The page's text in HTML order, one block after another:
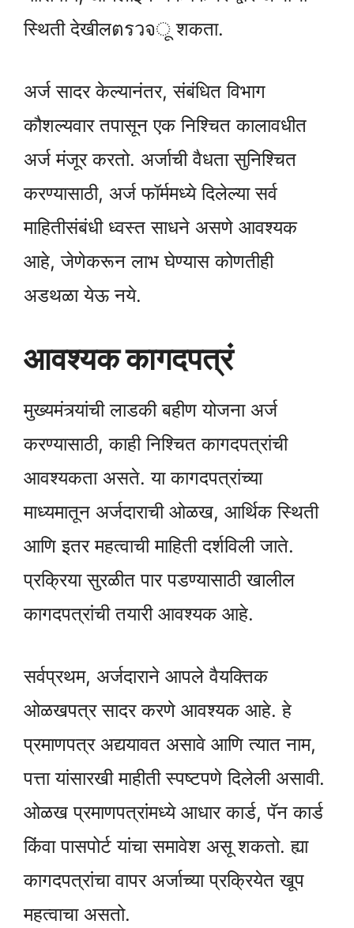
स्थिती देखीलตรวจू शकता.
अर्ज सादर केल्यानंतर, संबंधित विभाग
कौशल्यवार तपासून एक निश्चित कालावधीत
अर्ज मंजूर करतो. अर्जाची वैधता सुनिश्चित
करण्यासाठी, अर्ज फॉर्ममध्ये दिलेल्या सर्व
माहितीसंबंधी ध्वस्त साधने असणे आवश्यक
आहे, जेणेकरून लाभ घेण्यास कोणतीही
अडथळा येऊ नये.
आवश्यक कागदपत्रं
मुख्यमंत्र्यांची लाडकी बहीण योजना अर्ज
करण्यासाठी, काही निश्चित कागदपत्रांची
आवश्यकता असते. या कागदपत्रांच्या
माध्यमातून अर्जदाराची ओळख, आर्थिक स्थिती
आणि इतर महत्वाची माहिती दर्शविली जाते.
प्रक्रिया सुरळीत पार पडण्यासाठी खालील
कागदपत्रांची तयारी आवश्यक आहे.
सर्वप्रथम, अर्जदाराने आपले वैयक्तिक
ओळखपत्र सादर करणे आवश्यक आहे. हे
प्रमाणपत्र अद्ययावत असावे आणि त्यात नाम,
पत्ता यांसारखी माहीती स्पष्टपणे दिलेली असावी.
ओळख प्रमाणपत्रांमध्ये आधार कार्ड, पॅन कार्ड
किंवा पासपोर्ट यांचा समावेश असू शकतो. ह्या
कागदपत्रांचा वापर अर्जाच्या प्रक्रियेत खूप
महत्वाचा असतो.